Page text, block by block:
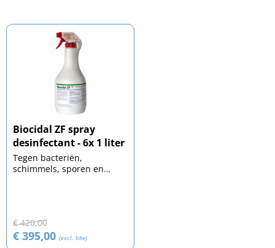
Biocidal ZF spray
desinfectant - 6x 1 liter
Tegen bacteriën,
schimmels, sporen en
€ 420,00
€ 395,00 (excl. btw)